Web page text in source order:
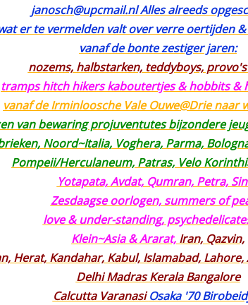
janosch@upcmail.nl Alles alreeds
er te vermelden valt over verre oertijden
vanaf de bonte zestiger jaren:
nozems, halbstarken, teddyboys,
tramps hitch hikers kaboutertjes & hobbits &
vanaf de Irminloosche Vale Ouwe@Drie naar
van bewaring projuventutes bijzondere
Noord~Italia, Voghera, Parma,
Pompeii/Herculaneum, Patras, Velo
Yotapata, Avdat, Qumran, Petra,
Zesdaagse oorlogen, summers of
love & under-standing,
Klein~Asia & Ararat, Iran, Qazvin,
Herat, Kandahar, Kabul, Islamabad,
Delhi Madras Kerala Bangalore
Calcutta VaranasiOsaka '70